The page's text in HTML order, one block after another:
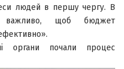
людей в першу чергу. В
щоб бюджет
органи почали процес